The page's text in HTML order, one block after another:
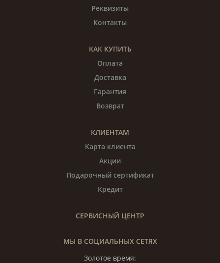
Реквизиты
Контакты
КАК КУПИТЬ
Оплата
Доставка
Гарантия
Возврат
КЛИЕНТАМ
Карта клиента
Акции
Подарочный сертификат
Кредит
СЕРВИСНЫЙ ЦЕНТР
МЫ В СОЦИАЛЬНЫХ СЕТЯХ
Золотое время: